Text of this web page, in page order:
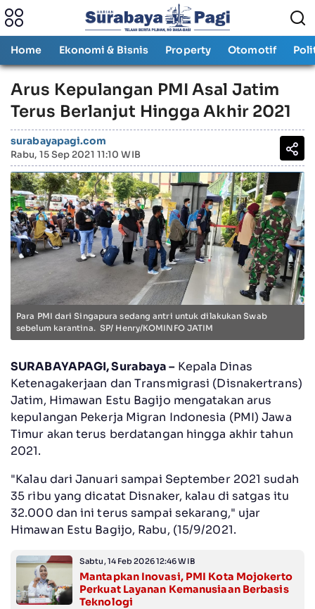
Home Ekonomi & Bisnis Property Otomotif
Arus Kepulangan PMI Asal Jatim
Terus Berlanjut Hingga Akhir 2021
surabayapagi.com
Rabu, 15 Sep 2021 11:10 WIB
Para PMI dari Singapura sedang antri untuk dilakukan Swab
sebelum karantina. SP/ Henry/KOMINFO JATIM
SURABAYAPAGI, Surabaya –Kepala Dinas
Ketenagakerjaan dan Transmigrasi (Disnakertrans)
Jatim, Himawan Estu Bagijo mengatakan arus
kepulangan Pekerja Migran Indonesia (PMI) Jawa
Timur akan terus berdatangan hingga akhir tahun
2021.
"Kalau dari Januari sampai September 2021 sudah
35 ribu yang dicatat Disnaker, kalau di satgas itu
32.000 dan ini terus sampai sekarang," ujar
Himawan Estu Bagijo, Rabu, (15/9/2021.
Sabtu, 14 Feb 2026 12:46 WIB
Mantapkan Inovasi, PMI Kota Mojokerto
Perkuat Layanan Kemanusiaan Berbasis
Teknologi